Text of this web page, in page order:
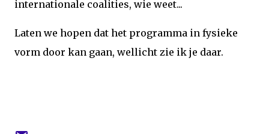
internationale coalities, wie weet...
Laten we hopen dat het programma in fysieke
vorm door kan gaan, wellicht zie ik je daar.